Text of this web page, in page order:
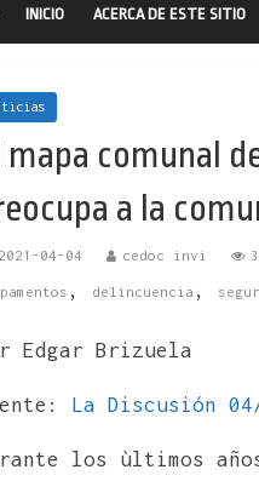
INICIO ACERCA DE ESTE SITIO
mapa comunal
a la
2021-04-04 cedoc invi
, delincuencia ,
Edgar Brizuela
La Discusión
los ùltimos